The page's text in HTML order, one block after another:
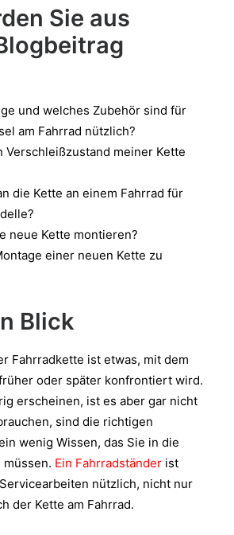
Sie aus
und welches Zubehör sind für
am Fahrrad nützlich?
Verschleißzustand meiner Kette
die Kette an einem Fahrrad für
neue Kette montieren?
einer neuen Kette zu
Blick
Fahrradkette ist etwas, mit dem
oder später konfrontiert wird.
erscheinen, ist es aber gar nicht
sind die richtigen
wenig Wissen, das Sie in die
müssen. Ein Fahrradständer ist
nützlich, nicht nur
der Kette am Fahrrad.